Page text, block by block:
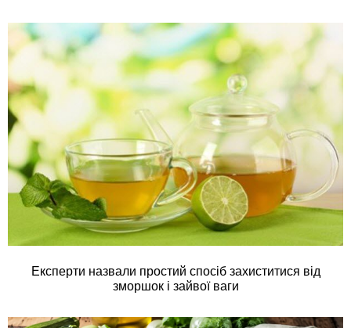
Експерти назвали простий спосіб захиститися від
зморшок і зайвої ваги